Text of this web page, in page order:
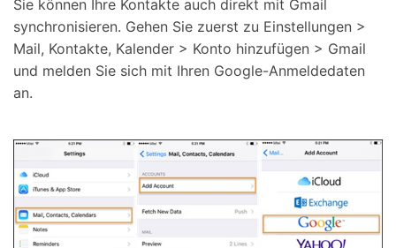
Sie können Ihre Kontakte auch direkt mit Gmail
synchronisieren. Gehen Sie zuerst zu Einstellungen >
Mail, Kontakte, Kalender > Konto hinzufügen > Gmail
und melden Sie sich mit Ihren Google-Anmeldedaten
an.